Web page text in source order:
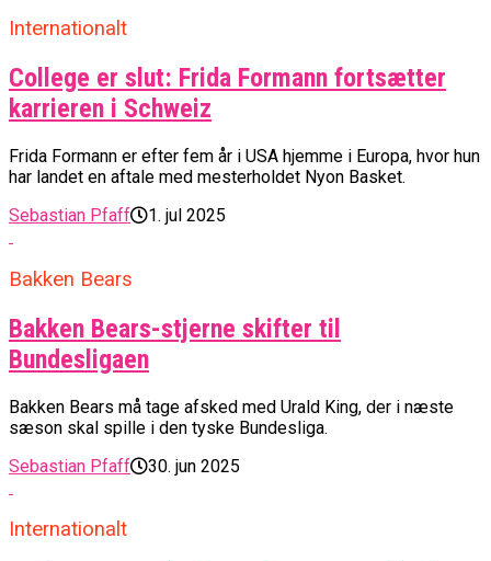
Internationalt
College er slut: Frida Formann fortsætter
karrieren i Schweiz
Frida Formann er efter fem år i USA hjemme i Europa, hvor hun
har landet en aftale med mesterholdet Nyon Basket.
Sebastian Pfaff
1. jul 2025
Bakken Bears
Bakken Bears-stjerne skifter til
Bundesligaen
Bakken Bears må tage afsked med Urald King, der i næste
sæson skal spille i den tyske Bundesliga.
Sebastian Pfaff
30. jun 2025
Internationalt